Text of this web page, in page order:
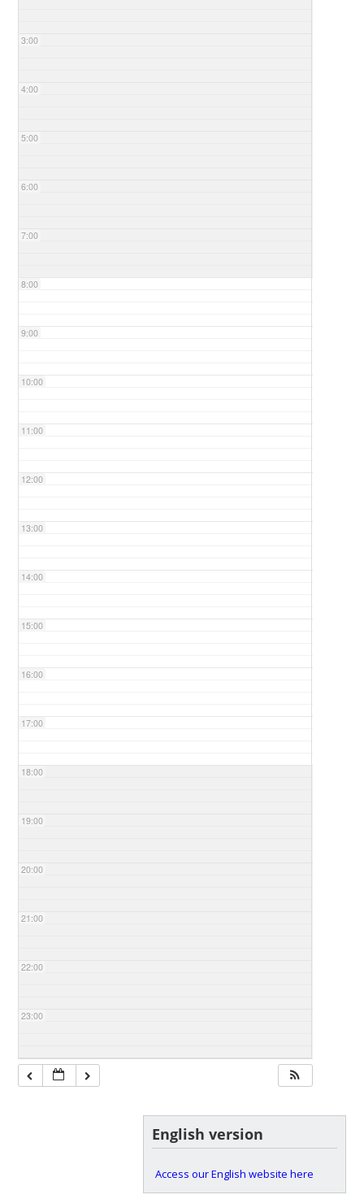
3:00
4:00
5:00
6:00
7:00
8:00
9:00
10:00
11:00
12:00
13:00
14:00
15:00
16:00
17:00
18:00
19:00
20:00
21:00
22:00
23:00
English version
Access our English website here